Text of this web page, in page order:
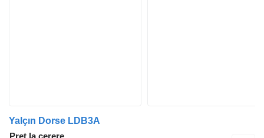
Yalçın Dorse LDB3A